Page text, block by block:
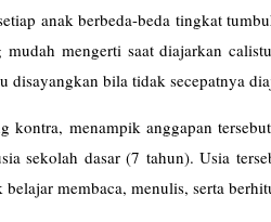
anak berbeda-beda tingkat
mudah mengerti saat diajarkan
disayangkan bila tidak secepatnya
kontra, menampik anggapan
sekolah dasar (7 tahun). Usia
belajar membaca, menulis, serta